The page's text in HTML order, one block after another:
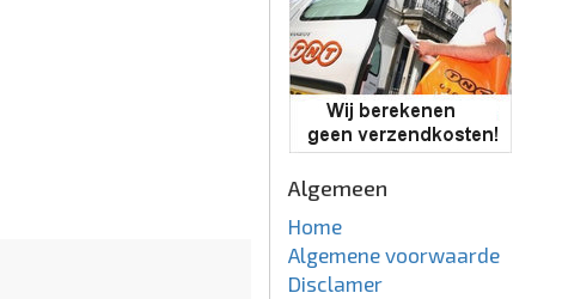
Algemeen
Home
Algemene voorwaarde
Disclamer